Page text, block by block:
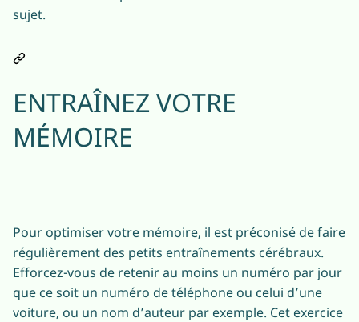
sujet.
ENTRAÎNEZ VOTRE
MÉMOIRE
Pour optimiser votre mémoire, il est préconisé de faire
régulièrement des petits entraînements cérébraux.
Efforcez-vous de retenir au moins un numéro par jour
que ce soit un numéro de téléphone ou celui d’une
voiture, ou un nom d’auteur par exemple. Cet exercice